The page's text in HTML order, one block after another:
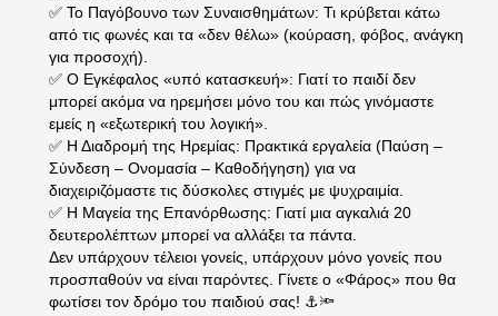
✅ Το Παγόβουνο των Συναισθημάτων: Τι κρύβεται κάτω
από τις φωνές και τα «δεν θέλω» (κούραση, φόβος, ανάγκη
για προσοχή).
✅ Ο Εγκέφαλος «υπό κατασκευή»: Γιατί το παιδί δεν
μπορεί ακόμα να ηρεμήσει μόνο του και πώς γινόμαστε
εμείς η «εξωτερική του λογική».
✅ Η Διαδρομή της Ηρεμίας: Πρακτικά εργαλεία (Παύση –
Σύνδεση – Ονομασία – Καθοδήγηση) για να
διαχειριζόμαστε τις δύσκολες στιγμές με ψυχραιμία.
✅ Η Μαγεία της Επανόρθωσης: Γιατί μια αγκαλιά 20
δευτερολέπτων μπορεί να αλλάξει τα πάντα.
Δεν υπάρχουν τέλειοι γονείς, υπάρχουν μόνο γονείς που
προσπαθούν να είναι παρόντες. Γίνετε ο «Φάρος» που θα
φωτίσει τον δρόμο του παιδιού σας! ⚓️🔦